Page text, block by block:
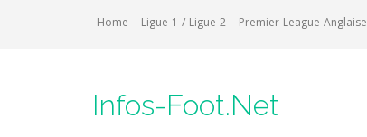
Home Ligue 1 / Ligue 2 Premier League Anglaise
Infos-Foot.Net